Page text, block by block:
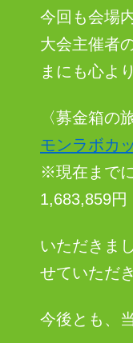
今回も会場
大会主催者
まにも心よ
〈募金箱の
モンラボカ
※現在まで
1,683,859円
いただきま
せていただ
今後とも、